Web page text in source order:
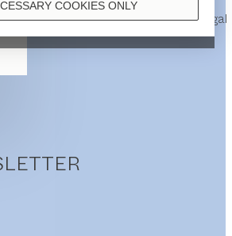
COOKIES ONLY
nyaStuhl filignoRegal